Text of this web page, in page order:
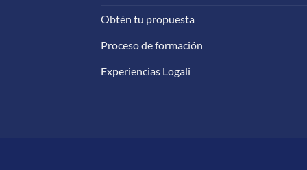
Obtén tu propuesta
Proceso de formación
Experiencias Logali